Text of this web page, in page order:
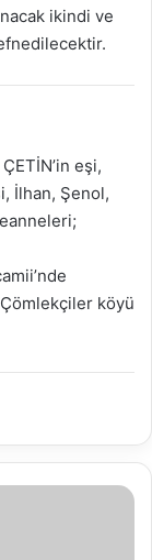
ikindi ve
eşi,
İlhan, Şenol,
Çömlekçiler köyü